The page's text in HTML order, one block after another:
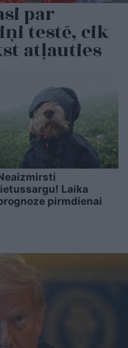
par
testē, cik
atļauties
Laika
pirmdienai